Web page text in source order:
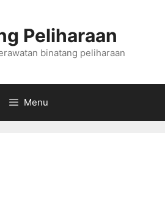
Peliharaan
binatang peliharaan
Menu